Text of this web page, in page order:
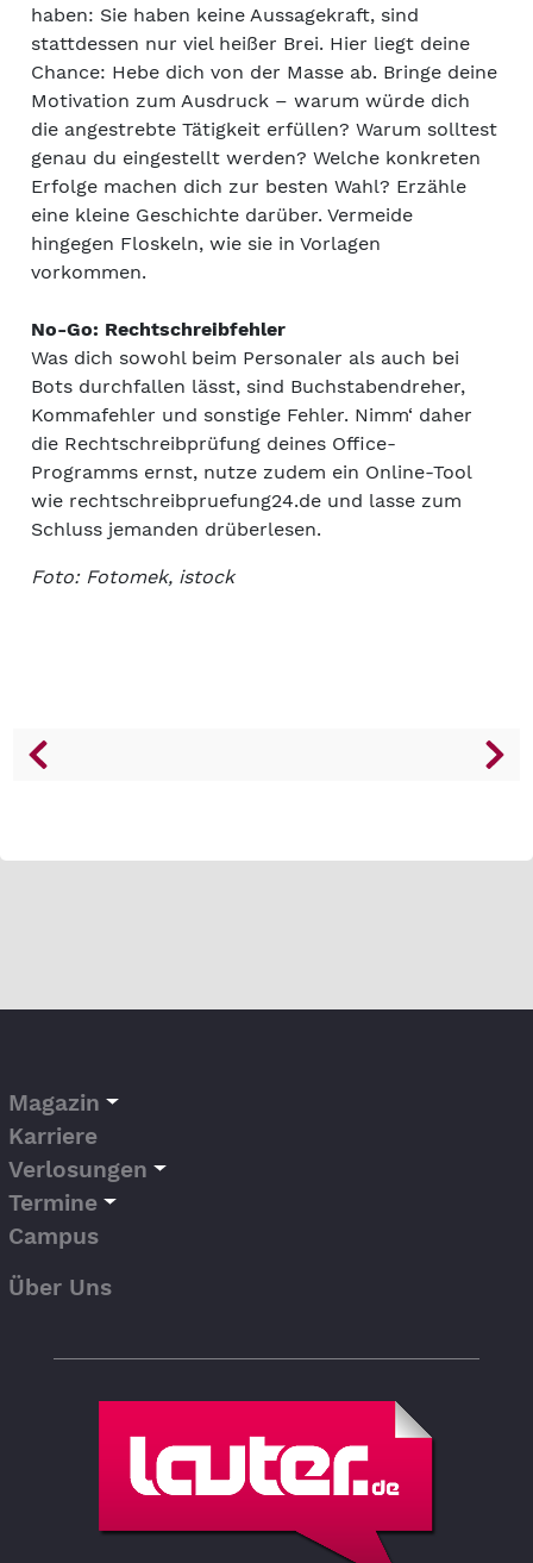
haben: Sie haben keine Aussagekraft, sind
stattdessen nur viel heißer Brei. Hier liegt deine
Chance: Hebe dich von der Masse ab. Bringe deine
Motivation zum Ausdruck – warum würde dich
die angestrebte Tätigkeit erfüllen? Warum solltest
genau du eingestellt werden? Welche konkreten
Erfolge machen dich zur besten Wahl? Erzähle
eine kleine Geschichte darüber. Vermeide
hingegen Floskeln, wie sie in Vorlagen
vorkommen.
No-Go: Rechtschreibfehler
Was dich sowohl beim Personaler als auch bei
Bots durchfallen lässt, sind Buchstabendreher,
Kommafehler und sonstige Fehler. Nimm‘ daher
die Rechtschreibprüfung deines Office-
Programms ernst, nutze zudem ein Online-Tool
wie rechtschreibpruefung24.de und lasse zum
Schluss jemanden drüberlesen.
Foto: Fotomek, istock
Magazin
Karriere
Verlosungen
Termine
Campus
Über Uns